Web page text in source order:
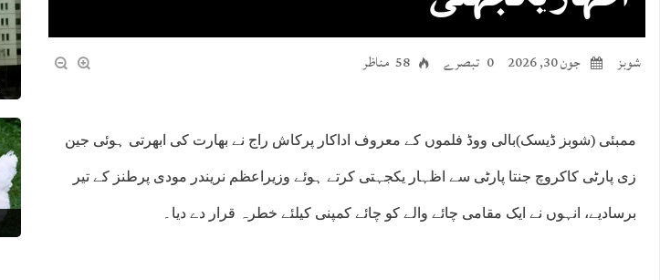
شوبز جون 30, 2026 0 تبصرے 58 مناظر
ممبئی (شوبز ڈیسک)بالی ووڈ فلموں کے معروف اداکار پرکاش راج نے بھارت کی ابھرتی ہوئی جین
زی پارٹی کاکروچ جنتا پارٹی سے اظہار یکجہتی کرتے ہوئے وزیراعظم نریندر مودی پرطنز کے تیر
برسادیے، انہوں نے ایک مقامی چائے والے کو چائے کمپنی کیلئے خطرہ قرار دے دیا۔